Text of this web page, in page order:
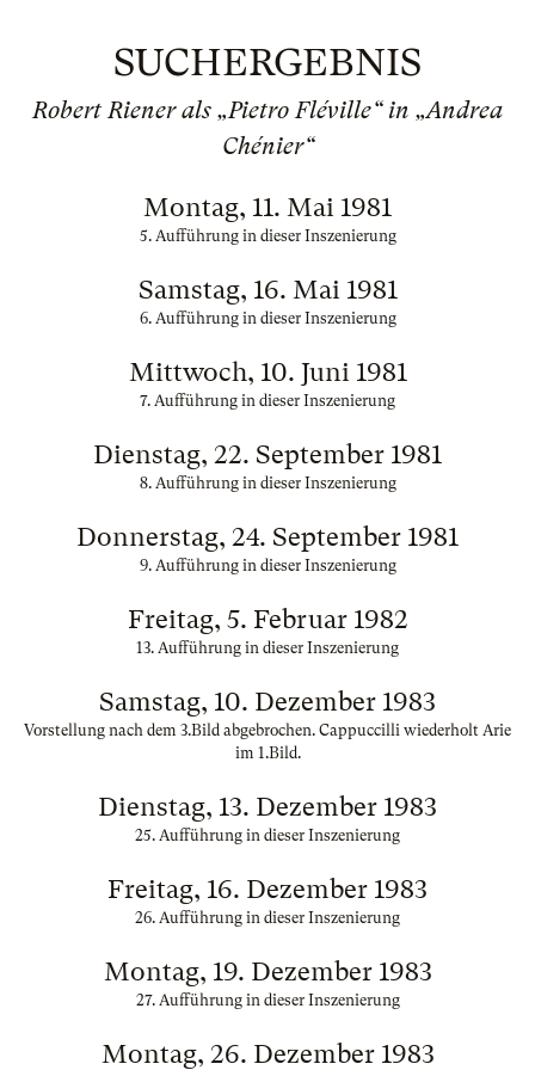
SUCHERGEBNIS
Robert Riener als „Pietro Fléville“ in „Andrea
Chénier“
Montag, 11. Mai 1981
5. Aufführung in dieser Inszenierung
Samstag, 16. Mai 1981
6. Aufführung in dieser Inszenierung
Mittwoch, 10. Juni 1981
7. Aufführung in dieser Inszenierung
Dienstag, 22. September 1981
8. Aufführung in dieser Inszenierung
Donnerstag, 24. September 1981
9. Aufführung in dieser Inszenierung
Freitag, 5. Februar 1982
13. Aufführung in dieser Inszenierung
Samstag, 10. Dezember 1983
Vorstellung nach dem 3.Bild abgebrochen. Cappuccilli wiederholt Arie
im 1.Bild.
Dienstag, 13. Dezember 1983
25. Aufführung in dieser Inszenierung
Freitag, 16. Dezember 1983
26. Aufführung in dieser Inszenierung
Montag, 19. Dezember 1983
27. Aufführung in dieser Inszenierung
Montag, 26. Dezember 1983